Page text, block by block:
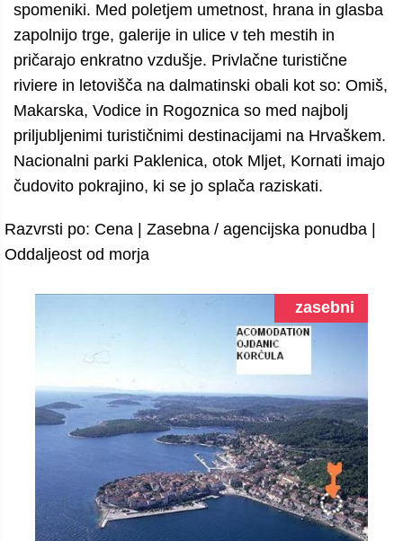
spomeniki. Med poletjem umetnost, hrana in glasba
zapolnijo trge, galerije in ulice v teh mestih in
pričarajo enkratno vzdušje. Privlačne turistične
riviere in letovišča na dalmatinski obali kot so: Omiš,
Makarska, Vodice in Rogoznica so med najbolj
priljubljenimi turističnimi destinacijami na Hrvaškem.
Nacionalni parki Paklenica, otok Mljet, Kornati imajo
čudovito pokrajino, ki se jo splača raziskati.
Razvrsti po: Cena Zasebna / agencijska ponudba
Oddaljeost od morja
zasebni